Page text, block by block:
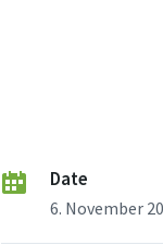
Date
6. November